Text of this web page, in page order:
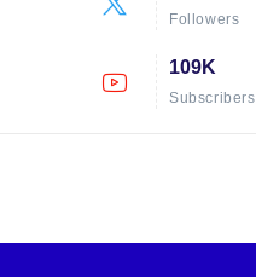
Followers
109K
Subscribers